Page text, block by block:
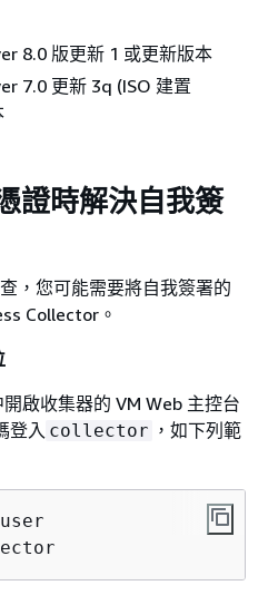
8.0 版更新 1 或更新版本
7.0 更新 3q (ISO 建置
證時解決自我簽
，您可能需要將自我簽署的
Collector。
啟收集器的 VM Web 主控台
登入 collector ，如下列範